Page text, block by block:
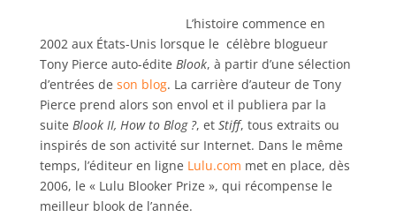
L’histoire commence en
2002 aux États-Unis lorsque le célèbre blogueur
Tony Pierce auto-édite Blook, à partir d’une sélection
d’entrées de son blog. La carrière d’auteur de Tony
Pierce prend alors son envol et il publiera par la
suite Blook II, How to Blog ?, et Stiff, tous extraits ou
inspirés de son activité sur Internet. Dans le même
temps, l’éditeur en ligne Lulu.com met en place, dès
2006, le « Lulu Blooker Prize », qui récompense le
meilleur blook de l’année.